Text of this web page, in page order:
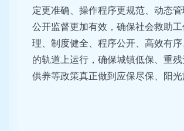
定更准确、操作程序更规范、动态管
公开监督更加有效，确保社会救助
理、制度健全、程序公开、高效有
的轨道上运行，确保城镇低保、重残
供养等政策真正做到应保尽保、阳光